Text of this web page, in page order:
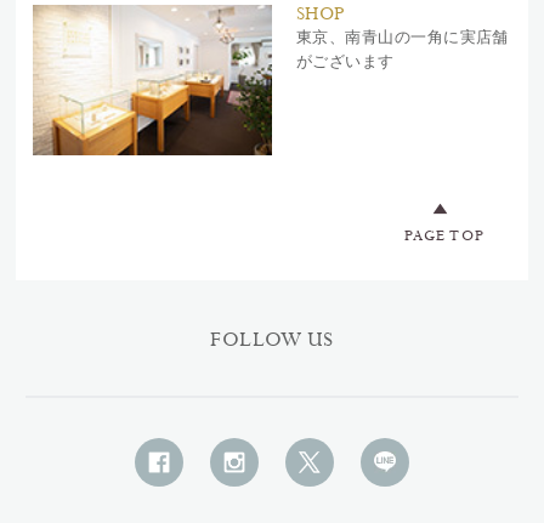
SHOP
東京、南青山の一角に実店舗
がございます
PAGE TOP
FOLLOW US